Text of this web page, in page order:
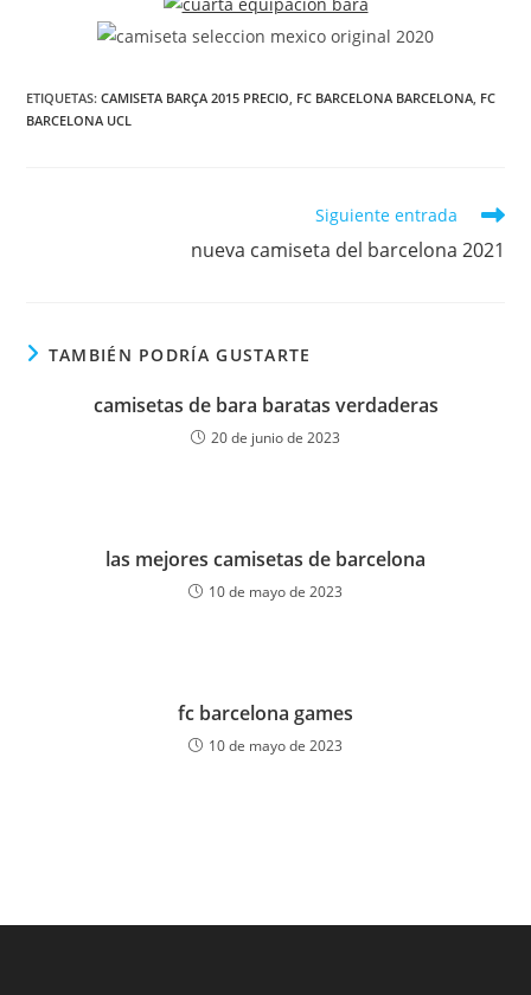
ETIQUETAS:CAMISETA BARÇA 2015 PRECIO FC BARCELONA BARCELONA FC
BARCELONA UCL
Siguiente entrada
nueva camiseta del barcelona 2021
TAMBIÉN PODRÍA GUSTARTE
camisetas de bara baratas verdaderas
20 de junio de 2023
las mejores camisetas de barcelona
10 de mayo de 2023
fc barcelona games
10 de mayo de 2023